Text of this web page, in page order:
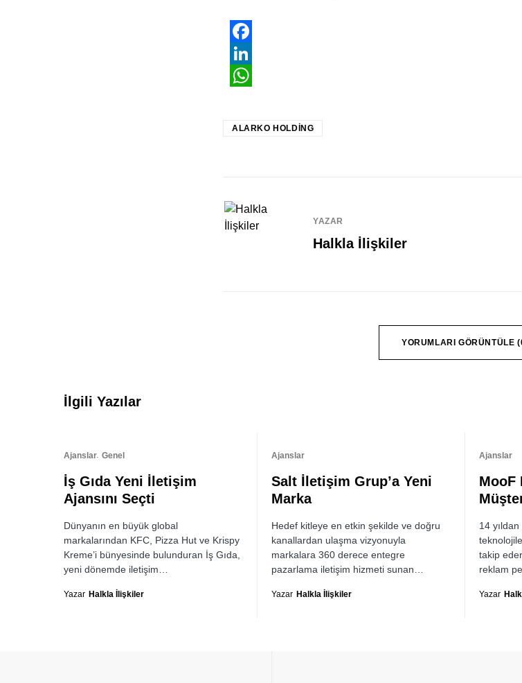
Facebook
LinkedIn
ALARKO HOLDING
YAZAR
Halkla İlişkiler
YORUMLARI GÖRÜNTÜLE
İlgili Yazılar
Ajanslar Genel
İş Gıda Yeni İletişim
Ajansını Seçti
Dünyanın en büyük global
markalarından KFC, Pizza Hut ve Krispy
Kreme’i bünyesinde bulunduran İş Gıda,
yeni dönemde iletişim…
Yazar Halkla İlişkiler
Ajanslar
Salt İletişim Grup’a Yeni
Marka
Hedef kitleye en etkin şekilde ve doğru
kanallardan ulaşma vizyonuyla
markalara 360 derece entegre
pazarlama iletişim hizmeti sunan…
Yazar Halkla İlişkiler
Ajanslar
MooF
14
takip
reklam
Yazar